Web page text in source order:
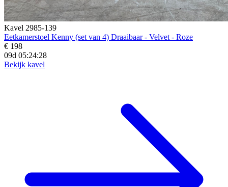
Kavel 2985-139
Eetkamerstoel Kenny (set van 4) Draaibaar - Velvet - Roze
€ 198
09d 05:24:27
Bekijk kavel